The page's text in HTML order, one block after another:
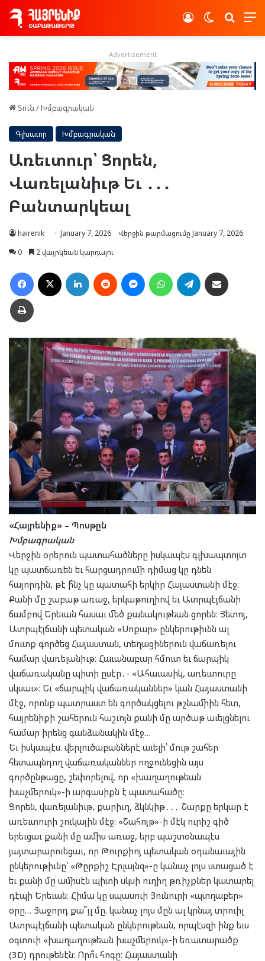
Switch skin
Log In
Advertisement
Տուն /Խմբագրական
Գլխաւոր Խմբագրական
Առեւտուր՝ Ցորեն,
Վառելանիւթ Եւ ․․․
Բանտարկեալ
hairenik January 7, 2026
Վերջին թարմացումը January 7, 2026
0
2 վայրկեան կարդալու
Facebook LinkedIn Reddit MessengerWhatsAppTelegram
Տպել
«Հայրենիք» – Պոսթըն
Խմբագրական
Վերջին օրերուն պատահածները իսկապէս գլխապտոյտ
կը պատճառեն եւ հարցադրումի դիմաց կը դնեն
հայորդին, թէ ի՞նչ կը պատահի երկիր Հայաստանի մէջ։
Քանի մը շաբաթ առաջ, երկաթուղիով եւ Ատրպէյճանի
ճամբով Երեւան հասաւ մեծ քանակութեան ցորեն։ Յետոյ,
Ատրպէյճանի պետական «Սոքար» ընկերութիւնն ալ
մուտք գործեց Հայաստան, տեղացիներուն վաճառելու
համար վառելանիւթ։ Հաւանաբար հմուտ եւ ճարպիկ
վաճառականը պիտի ըսէր․- «Ահաւասիկ, առեւտուրը
սկսաւ»։ Եւ «ճարպիկ վաճառականներ» կան Հայաստանի
մէջ, որոնք պատրաստ են գործակցելու թշնամիին հետ,
հայրենիքի շահերուն հաշւոյն քանի մը արծաթ աւելցնելու
համար իրենց գանձանակին մէջ…
Եւ իսկապէս. վերլուծաբաններէ աւելի՝ մութ շահեր
հետապնդող վաճառականներ ողջունեցին այս
գործընթացը, շեփորելով, որ «խաղաղութեան
խաչմերուկ»-ի արգասիքն է պատահածը։
Ցորեն, վառելանիւթ, քարիւղ, ձկնկիթ․․․ Շարքը երկար է
առեւտուրի շուկային մէջ: «Շահոյթ»-ի մէկ ուրիշ գիծ
երեւցաւ քանի մը ամիս առաջ, երբ պաշտօնապէս
յայտարարուեցաւ, որ Թուրքիոյ պետական օդանաւային
ընկերութիւնը՝ «Թըրքիշ Էրլայնզ»-ը կանաչ լոյս ստացած է
եւ քանի մը ամիսէն պիտի սկսի ուղիղ թռիչքներ կատարել
դէպի Երեւան։ Հիմա կը սպասուի Յունուրի «պտղաբեր»
օրը… Յաջորդ քա՞յլ մը. կանաչ լոյս մըն ալ կրնայ տրուիլ
Ատրպէյճանի պետական ընկերութեան, որպէսզի ինք եւս
օգտուի «խաղաղութեան խաչմերուկ»-ի եռատարածք
(3D) դրութենէն: Որո՞ւ հոգը: Հայաստանի